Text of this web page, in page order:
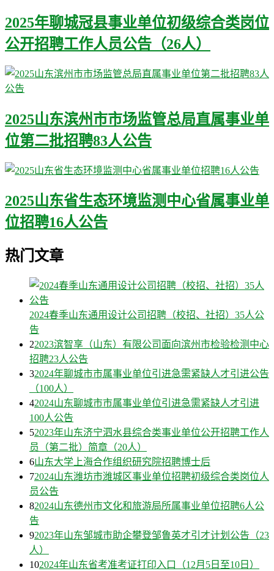
2025年聊城冠县事业单位初级综合类岗位
公开招聘工作人员公告（26人）
2025山东滨州市市场监管总局直属事业单
位第二批招聘83人公告
2025山东省生态环境监测中心省属事业单
位招聘16人公告
热门文章
2024春季山东通用设计公司招聘（校招、社招）35人公
告
22023滨智享（山东）有限公司面向滨州市检验检测中心
招聘23人公告
32024年聊城市市属事业单位引进急需紧缺人才引进公告
（100人）
42024山东聊城市市属事业单位引进急需紧缺人才引进
100人公告
52023年山东济宁泗水县综合类事业单位公开招聘工作人
员（第二批）简章（20人）
6山东大学上海合作组织研究院招聘博士后
72024山东潍坊市潍城区事业单位招聘初级综合类岗位人
员公告
82024山东德州市文化和旅游局所属事业单位招聘6人公
告
92023年山东邹城市助企攀登邹鲁英才引才计划公告（23
人）
102024年山东省考准考证打印入口（12月5日至10日）